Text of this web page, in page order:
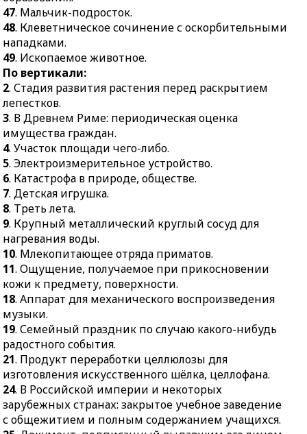
пряжи для покрытия
пола.
46.Учреждение
среднего специального
образования.
47.Мальчик-подросток.
48.Клеветническое
сочинение с
оскорбительными
нападками.
49.Ископаемое
животное.
43.Якорь небольшого
либо совместных целей.
47. Мальчик-подросток.
48. Клеветническое сочинение с оскорбительными
нападками.
49. Ископаемое животное.
По вертикали:
2. Стадия развития растения перед раскрытием
лепестков.
3. В Древнем Риме: периодическая оценка
имущества граждан.
4. Участок площади чего-либо.
5. Электроизмерительное устройство.
6. Катастрофа в природе, обществе.
7. Детская игрушка.
8. Треть лета.
9. Крупный металлический круглый сосуд для
нагревания воды.
10. Млекопитающее отряда приматов.
11. Ощущение, получаемое при прикосновении
кожи к предмету, поверхности.
18. Аппарат для механического воспроизведения
музыки.
19. Семейный праздник по случаю какого-нибудь
радостного события.
21. Продукт переработки целлюлозы для
изготовления искусственного шёлка, целлофана.
24. В Российской империи и некоторых
зарубежных странах: закрытое учебное заведение
с общежитием и полным содержанием учащихся.